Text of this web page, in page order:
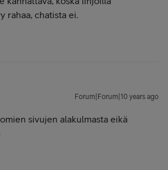
rahaa, chatista ei.
Forum|Forum|10 years ago
sivujen alakulmasta eikä